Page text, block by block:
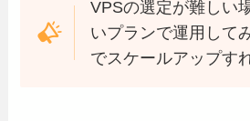
VPSの選定が難しい
いプランで運用して
でスケールアップす